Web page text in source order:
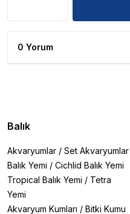
0 Yorum
Balık
Akvaryumlar / Set Akvaryumlar
Balık Yemi / Cichlid Balık Yemi
Tropical Balık Yemi / Tetra
Yemi
Akvaryum Kumları / Bitki Kumu